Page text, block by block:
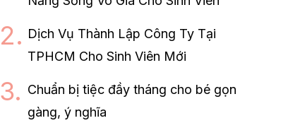
Dịch Vụ Thành Lập Công Ty Tại
TPHCM Cho Sinh Viên Mới
Chuẩn bị tiệc đầy tháng cho bé gọn
gàng, ý nghĩa